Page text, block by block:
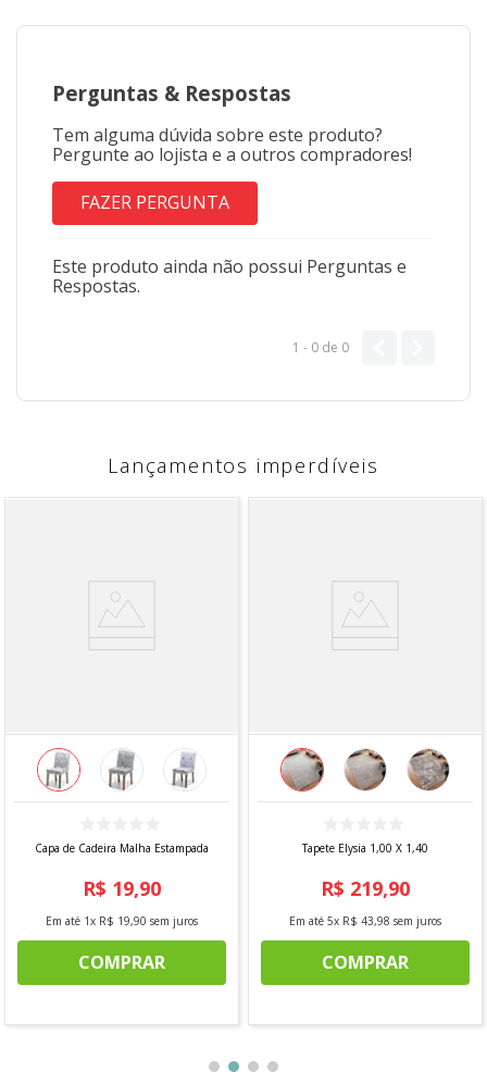
Perguntas & Respostas
Tem alguma dúvida sobre este produto?
Pergunte ao lojista e a outros compradores!
FAZER PERGUNTA
Este produto ainda não possui Perguntas e
Respostas.
1 - 0 de 0
Lançamentos imperdíveis
Capa de Cadeira Malha Estampada
R$ 19,90
Em até 1x R$ 19,90 sem juros
COMPRAR
Tapete Elysia 1,00 X 1,40
R$ 219,90
Em até 5x R$ 43,98 sem juros
COMPRAR